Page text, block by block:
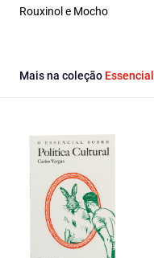
Rouxinol e Mocho
Mais na coleção Essencial